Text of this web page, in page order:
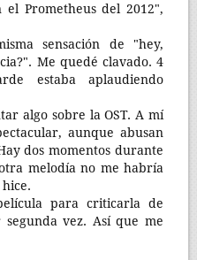
el Prometheus del 2012",
sensación de "hey,
Me quedé clavado. 4
estaba aplaudiendo
algo sobre la OST. A mí
aunque abusan
dos momentos durante
melodía no me habría
para criticarla de
vez. Así que me